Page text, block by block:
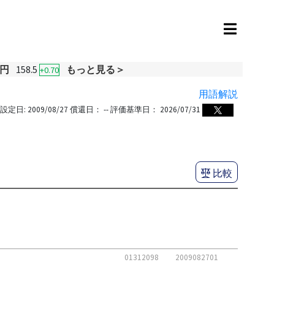
158.5 +0.70
もっと見る＞
用語解説
設定日: 2009/08/27 償還日： -- 評価基準日： 2026/07/31
比較
01312098 2009082701